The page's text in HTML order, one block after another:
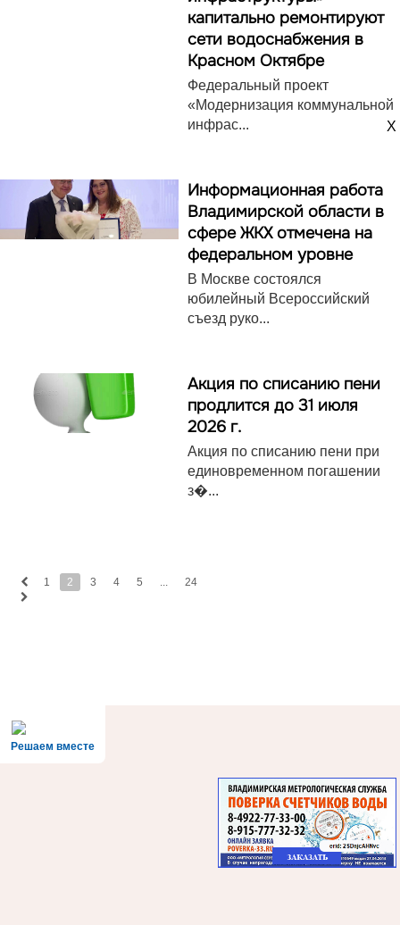
X
капитально ремонтируют
сети водоснабжения в
Красном Октябре
Федеральный проект
«Модернизация коммунальной
инфрас...
Информационная работа
Владимирской области в
сфере ЖКХ отмечена на
федеральном уровне
В Москве состоялся
юбилейный Всероссийский
съезд руко...
Акция по списанию пени
продлится до 31 июля
2026 г.
Акция по списанию пени при
единовременном погашении
з�...
1 2 3 4 5 24
Решаем вместе